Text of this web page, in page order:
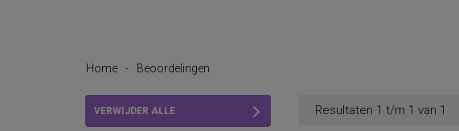
Home - Beoordelingen
VERWIJDER ALLE Resultaten 1 t/m 1 van 1